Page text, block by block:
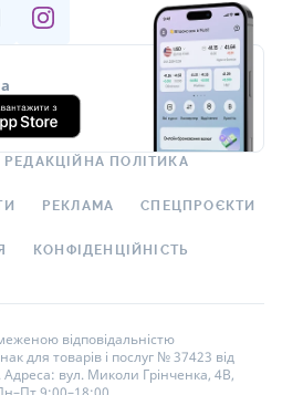
РЕДАКЦІЙНА ПОЛІТИКА
РЕКЛАМА СПЕЦПРОЄКТИ
КОНФІДЕНЦІЙНІСТЬ
відповідальністю
для товарів і послуг № 37423 від
вул. Миколи Грінченка, 4В,